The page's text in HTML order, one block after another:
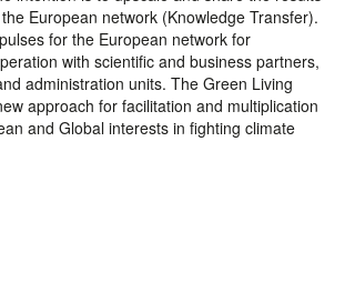
European network (Knowledge Transfer).
for the European network for
with scientific and business partners,
administration units. The Green Living
approach for facilitation and multiplication
and Global interests in fighting climate